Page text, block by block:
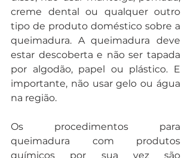
creme dental ou qualquer outro
tipo de produto doméstico sobre a
queimadura. A queimadura deve
estar descoberta e não ser tapada
por algodão, papel ou plástico. E
importante, não usar gelo ou água
na região.
Os procedimentos para
queimadura com produtos
químicos por sua vez são